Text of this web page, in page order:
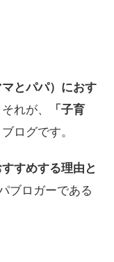
とパパ）におす
れが、
「子育
ログです。
すめする理由と
ブロガーである